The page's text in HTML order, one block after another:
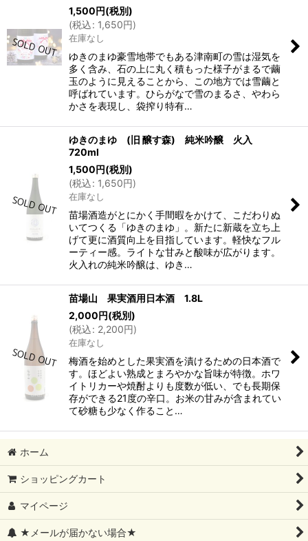
1,500円(税別)
(税込: 1,650円)
在庫なし
ゆきのまゆ豪雪地帯でもある津南町の雪は湿気を
多く含み、石の上に丸く積もった様子がまるで繭
玉のように見えることから、この地方では雪繭と
呼ばれています。ひらがなで雪のまるさ、やわら
かさを表現し、袋搾り特有…
ゆきのまゆ (旧 醸す森) 純米吟醸 火入
720ml
1,500円(税別)
(税込: 1,650円)
在庫なし
苗場酒造がとにかく手間暇をかけて、こだわりぬ
いてつくる「ゆきのまゆ」。新たに新蔵を立ち上
げて更に酒質向上を目指しています。軽快なフル
ーティー感。ライトな甘みと酸味が広がります。
火入れの純米吟醸は、ゆき…
苗場山 果実酒用日本酒 1.8L
2,000円(税別)
(税込: 2,200円)
在庫なし
梅酒を始めとした果実酒を漬けるための日本酒で
す。ほどよい熟成とまろやかな旨味が特徴。ホワ
イトリカーや焼酎よりも度数が低い、でも長期保
存ができる21度の辛口。お米の甘みが含まれてい
て砂糖も少なく作ること…
ホーム
ショッピングカート
マイページ
★メールが届かない場合★